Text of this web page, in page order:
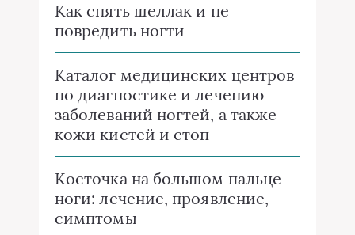
Как снять шеллак и не
повредить ногти
Каталог медицинских центров
по диагностике и лечению
заболеваний ногтей, а также
кожи кистей и стоп
Косточка на большом пальце
ноги: лечение, проявление,
симптомы